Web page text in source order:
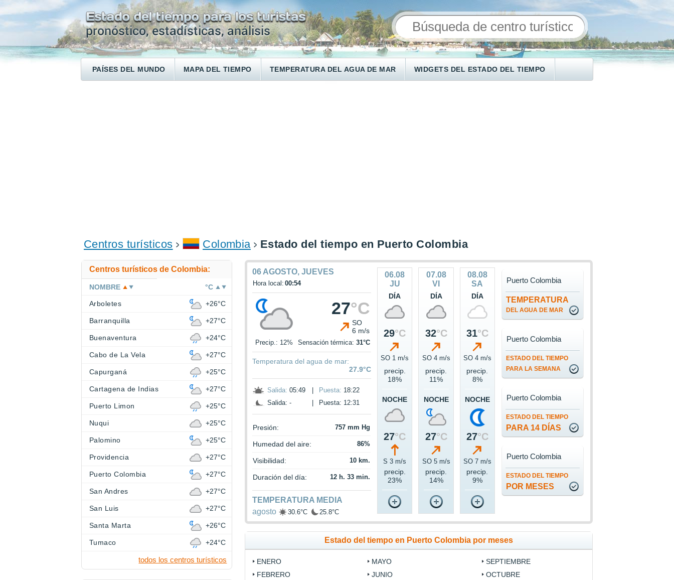
PAÍSES DEL MUNDO MAPA DEL TIEMPO TEMPERATURA DEL AGUA DE MAR WIDGETS DEL ESTADO DEL TIEMPO
Centros turísticos Colombia Estado del tiempo en Puerto Colombia
06 AGOSTO, JUEVES
Hora local: 00:54
27°C
SO
6 m/s
Precip.: 12% Sensación térmica:31°C
Temperatura del agua de mar:
27.9°C
Salida: 05:49 Puesta: 18:22
Salida: -
Puesta: 12:31
Presión: 757 mm Hg
Humedad del aire: 86%
Visibilidad: 10 km.
Duración del día: 12 h. 33 min.
TEMPERATURA MEDIA
agosto
30.6°C 25.8°C
06.08
JU
DÍA
29°C
SO 1 m/s
precip.
18%
NOCHE
27°C
S 3 m/s
precip.
23%
07.08
VI
DÍA
32°C
SO 4 m/s
precip.
11%
NOCHE
27°C
SO 5 m/s
precip.
14%
08.08
SA
DÍA
31°C
SO 4 m/s
precip.
8%
NOCHE
27°C
SO 7 m/s
precip.
9%
TEMPERATURA
DEL AGUA DE MAR
Puerto Colombia
ESTADO DEL TIEMPO
PARA LA SEMANA
Puerto Colombia
ESTADO DEL TIEMPO
PARA 14 DÍAS
Puerto Colombia
ESTADO DEL TIEMPO
POR MESES
Puerto Colombia
Estado del tiempo en Puerto Colombia por meses
ENERO
FEBRERO
MAYO
JUNIO
SEPTIEMBRE
OCTUBRE
Centros turísticos de Colombia:
NOMBRE °C
Arboletes +26°C
Barranquilla +27°C
Buenaventura +24°C
Cabo de La Vela +27°C
Capurganá +25°C
Cartagena de Indias +27°C
Puerto Limon +25°C
Nuqui +25°C
Palomino +25°C
Providencia +27°C
Puerto Colombia +27°C
San Andres +27°C
San Luis +27°C
Santa Marta +26°C
Tumaco +24°C
todos los centros turísticos